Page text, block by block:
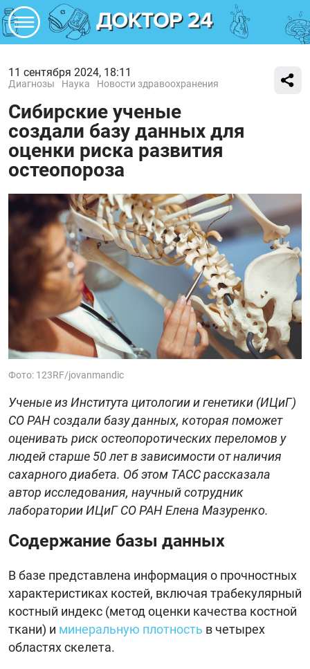
11 сентября 2024, 18:11
Диагнозы Наука Новости здравоохранения
Сибирские ученые
создали базу данных для
оценки риска развития
остеопороза
Фото: 123RF/jovanmandic
Ученые из Института цитологии и генетики (ИЦиГ)
СО РАН создали базу данных, которая поможет
оценивать риск остеопоротических переломов у
людей старше 50 лет в зависимости от наличия
сахарного диабета. Об этом ТАСС рассказала
автор исследования, научный сотрудник
лаборатории ИЦиГ СО РАН Елена Мазуренко.
Содержание базы данных
В базе представлена информация о прочностных
характеристиках костей, включая трабекулярный
костный индекс (метод оценки качества костной
ткани) и минеральную плотность в четырех
областях скелета.